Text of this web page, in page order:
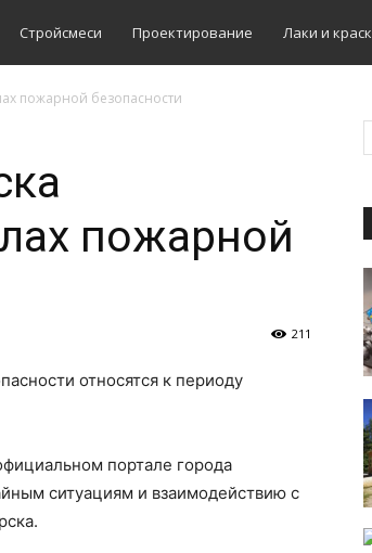
Стройсмеси Проектирование Лаки и
пожарной безопасности
пожарной
211
относятся к периоду
портале города
ситуациям и взаимодействию с